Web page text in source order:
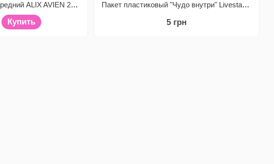
Подарочный пакет средний ALIX AVIEN 200*180*80
Купить
Пакет пластиковый "Чудо внутри" Livesta, 20х30 см
5 грн